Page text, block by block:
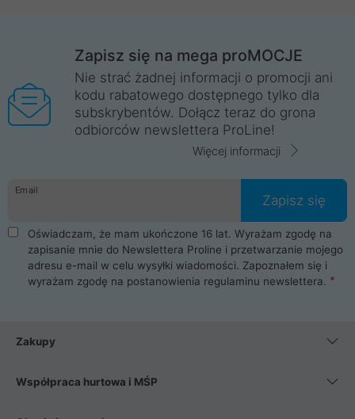
Zapisz się na mega proMOCJE
Nie strać żadnej informacji o promocji ani
kodu rabatowego dostępnego tylko dla
subskrybentów. Dołącz teraz do grona
odbiorców newslettera ProLine!
Więcej informacji
Email
Zapisz się
Oświadczam, że mam ukończone 16 lat. Wyrażam zgodę na
zapisanie mnie do Newslettera Proline i przetwarzanie mojego
adresu e-mail w celu wysyłki wiadomości. Zapoznałem się i
wyrażam zgodę na postanowienia regulaminu newslettera.
Zakupy
Współpraca hurtowa i MŚP